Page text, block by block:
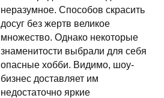
неразумное. Способов скрасить
досуг без жертв великое
множество. Однако некоторые
знаменитости выбрали для себя
опасные хобби. Видимо, шоу-
бизнес доставляет им
недостаточно яркие